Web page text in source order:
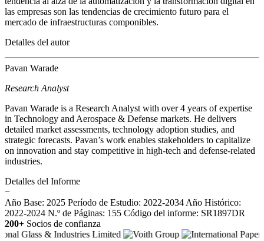
las empresas son las tendencias de crecimiento futuro para el
mercado de infraestructuras componibles.
Detalles del autor
Pavan Warade
Research Analyst
Pavan Warade is a Research Analyst with over 4 years of expertise
in Technology and Aerospace & Defense markets. He delivers
detailed market assessments, technology adoption studies, and
strategic forecasts. Pavan’s work enables stakeholders to capitalize
on innovation and stay competitive in high-tech and defense-related
industries.
Detalles del Informe
−
Año Base: 2025 Período de Estudio: 2022-2034 Año Histórico:
2022-2024 N.º de Páginas: 155 Código del informe: SR1897DR
200+ Socios de confianza